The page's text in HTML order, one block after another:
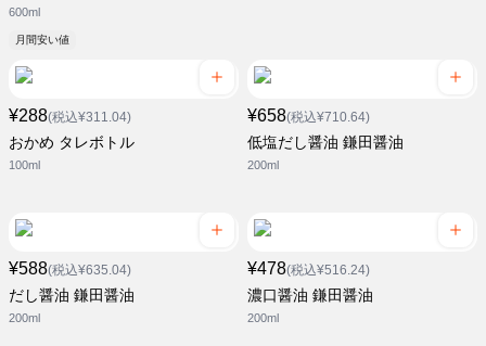
600ml
月間安い値
¥288(税込¥311.04)
おかめ タレボトル
100ml
¥658(税込¥710.64)
低塩だし醤油 鎌田醤油
200ml
¥588(税込¥635.04)
だし醤油 鎌田醤油
200ml
¥478(税込¥516.24)
濃口醤油 鎌田醤油
200ml